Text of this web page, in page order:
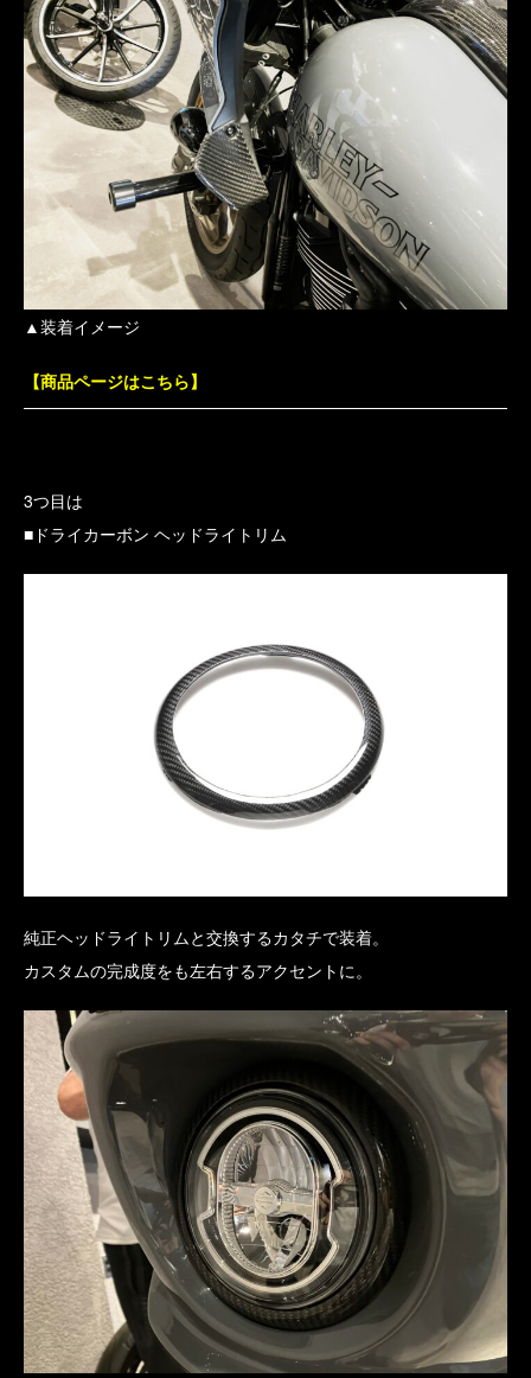
▲装着イメージ
【商品ページはこちら】
3つ目は
■ドライカーボン ヘッドライトリム
純正ヘッドライトリムと交換するカタチで装着。
カスタムの完成度をも左右するアクセントに。